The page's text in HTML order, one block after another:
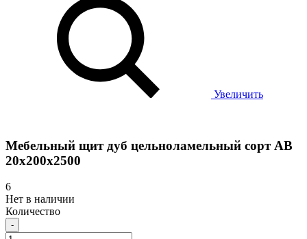
Увеличить
Мебельный щит дуб цельноламельный сорт АВ
20х200х2500
6
Нет в наличии
Количество
-